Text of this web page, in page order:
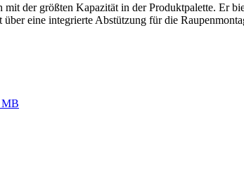
der größten Kapazität in der Produktpalette. Er
eine integrierte Abstützung für die
MB